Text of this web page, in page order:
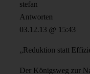
stefan
Antworten
03.12.13 @ 15:43
„Reduktion statt
Der Königsweg zur